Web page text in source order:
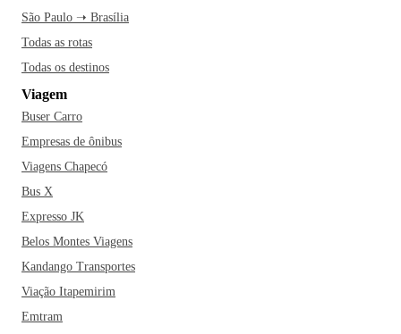
São Paulo ➝ Brasília
Todas as rotas
Todas os destinos
Viagem
Buser Carro
Empresas de ônibus
Viagens Chapecó
Bus X
Expresso JK
Belos Montes Viagens
Kandango Transportes
Viação Itapemirim
Emtram